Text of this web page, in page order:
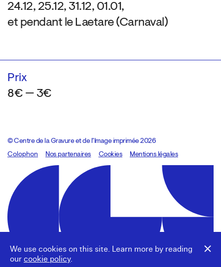
We use cookies on this site. Learn more by reading
our cookie policy.
24.12, 25.12, 31.12, 01.01,
et pendant le Laetare (Carnaval)
Prix
8€ — 3€
© Centre de la Gravure et de l’Image imprimée 2026
Colophon
Design:Marcel Kaczmarek, code:8080.studio
Nos partenaires Cookies Mentions légales